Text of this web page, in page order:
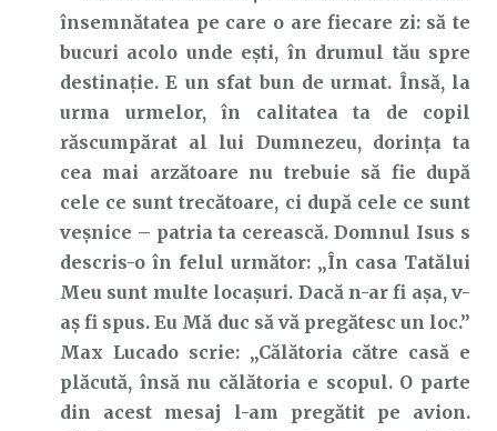
însemnătatea pe care o are fiecare zi: să te
bucuri acolo unde ești, în drumul tău spre
destinație. E un sfat bun de urmat. Însă, la
urma urmelor, în calitatea ta de copil
răscumpărat al lui Dumnezeu, dorința ta
cea mai arzătoare nu trebuie să fie după
cele ce sunt trecătoare, ci după cele ce sunt
veșnice – patria ta cerească. Domnul Isus s
descris-o în felul următor: „În casa Tatălui
Meu sunt multe locaşuri. Dacă n-ar fi aşa, v-
aş fi spus. Eu Mă duc să vă pregătesc un loc.”
Max Lucado scrie: „Călătoria către casă e
plăcută, însă nu călătoria e scopul. O parte
din acest mesaj l-am pregătit pe avion.